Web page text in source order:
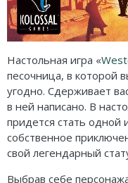
Настольная игра «
песочница, в которой
угодно. Сдерживает
в ней написано. В
придется стать одной
собственное
свой легендарный
Выбрав себе